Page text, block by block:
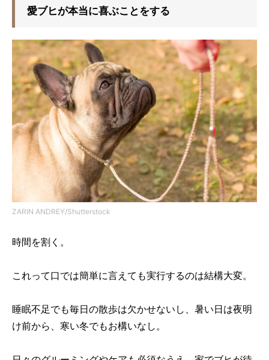
愛ブヒが本当に喜ぶことをする
ZARIN ANDREY/Shutterstock
時間を割く。
これって口では簡単に言えても実行するのは結構大変。
睡眠不足でも毎日の散歩は欠かせないし、暑い日は夜明
け前から、寒い冬でもお構いなし。